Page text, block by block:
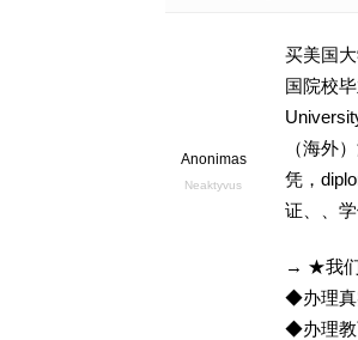
Anonimas
Neaktyvus
买美国
国院校
（海外
凭，
证、、
→ ★我们
◆办理真
◆办理教